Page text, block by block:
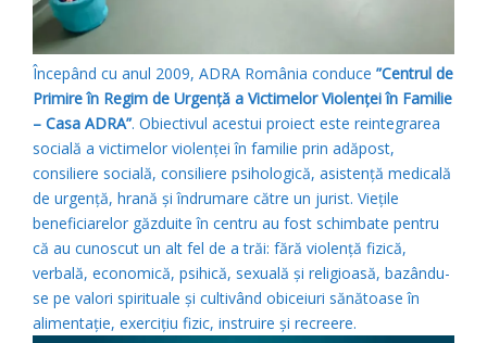
Începând cu anul 2009, ADRA România conduce ”Centrul de
Primire în Regim de Urgenţă a Victimelor Violenţei în Familie
– Casa ADRA”. Obiectivul acestui proiect este reintegrarea
socială a victimelor violenței în familie prin adăpost,
consiliere socială, consiliere psihologică, asistență medicală
de urgență, hrană și îndrumare către un jurist. Viețile
beneficiarelor găzduite în centru au fost schimbate pentru
că au cunoscut un alt fel de a trăi: fără violență fizică,
verbală, economică, psihică, sexuală și religioasă, bazându-
se pe valori spirituale și cultivând obiceiuri sănătoase în
alimentație, exercițiu fizic, instruire și recreere.